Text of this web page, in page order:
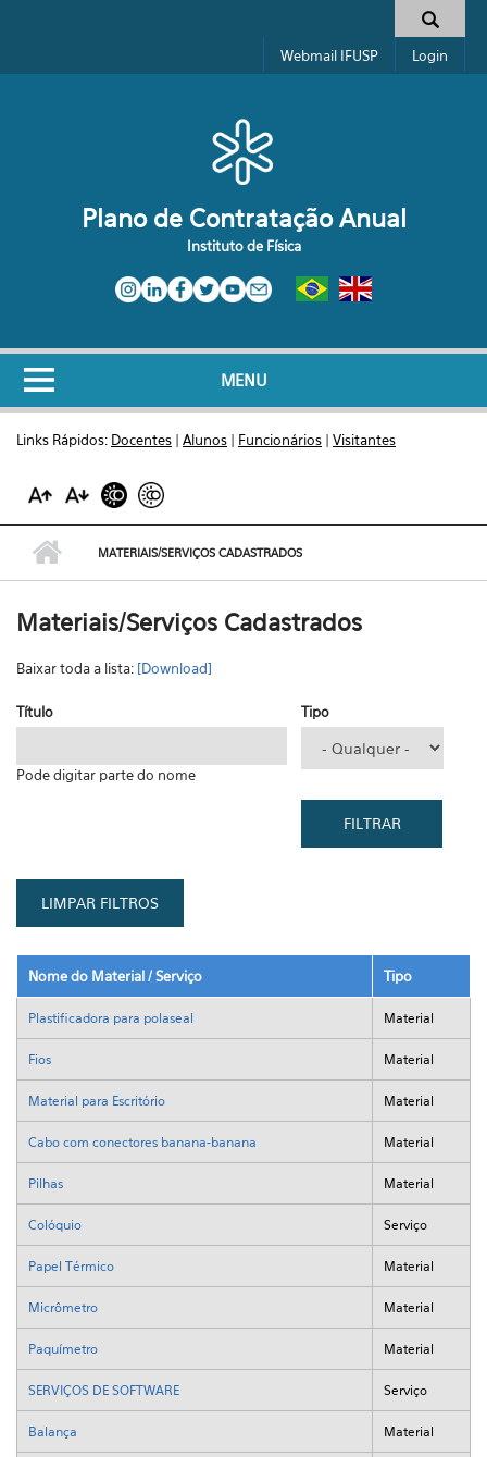
Formulário de busca
Webmail IFUSP Login
Plano de Contratação Anual
Instituto de Física
MENU
Links Rápidos: Docentes | Alunos | Funcionários | Visitantes
MATERIAIS/SERVIÇOS CADASTRADOS
Materiais/Serviços Cadastrados
Baixar toda a lista: [Download]
Título
Pode digitar parte do nome
Tipo
Nome do Material / Serviço Tipo
Plastificadora para polaseal Material
Fios Material
Material para Escritório Material
Cabo com conectores banana-banana Material
Pilhas Material
Colóquio Serviço
Papel Térmico Material
Micrômetro Material
Paquímetro Material
SERVIÇOS DE SOFTWARE Serviço
Balança Material